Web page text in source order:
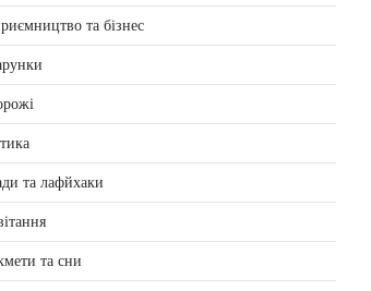
та бізнес
та лафйхаки
та сни